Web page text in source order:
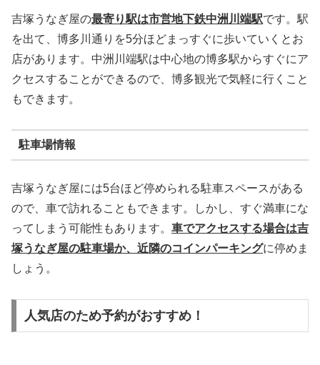
吉塚うなぎ屋の最寄り駅は市営地下鉄中洲川端駅です。駅
を出て、博多川通りを5分ほどまっすぐに歩いていくとお
店があります。中洲川端駅は中心地の博多駅からすぐにア
クセスすることができるので、博多観光で気軽に行くこと
もできます。
駐車場情報
吉塚うなぎ屋には5台ほど停められる駐車スペースがある
ので、車で訪れることもできます。しかし、すぐ満車にな
ってしまう可能性もあります。 車でアクセスする場合は吉
塚うなぎ屋の駐車場か、近隣のコインパーキングに停めま
しょう。
人気店のため予約がおすすめ！